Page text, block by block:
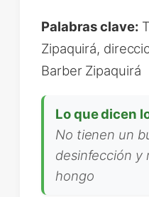
Palabras clave:
Zipaquirá,
Barber Zipaquirá
Lo que dicen
No tienen un
desinfección y
hongo